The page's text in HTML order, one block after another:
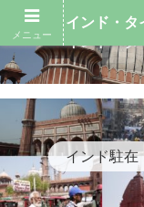
インド駐在
メニュー
インド・タ